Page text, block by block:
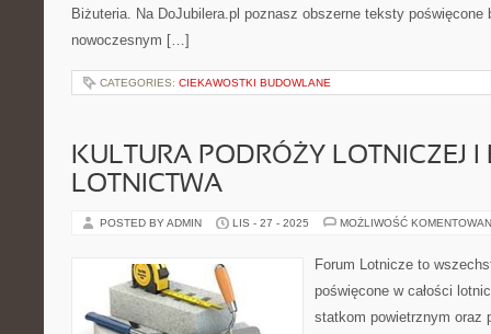
Biżuteria. Na DoJubilera.pl poznasz obszerne teksty
nowoczesnym […]
CATEGORIES: CIEKAWOSTKI BUDOWLANE
KULTURA PODRÓŻY LOTNICZEJ
LOTNICTWA
POSTED BY ADMIN LIS - 27 - 2025 MOŻLIWOŚĆ
Forum Lotnicze to
poświęcone w całości
statkom powietrznym oraz